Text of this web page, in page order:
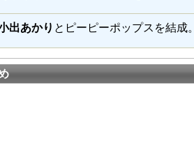
出あかり とピーピーポップスを結成。